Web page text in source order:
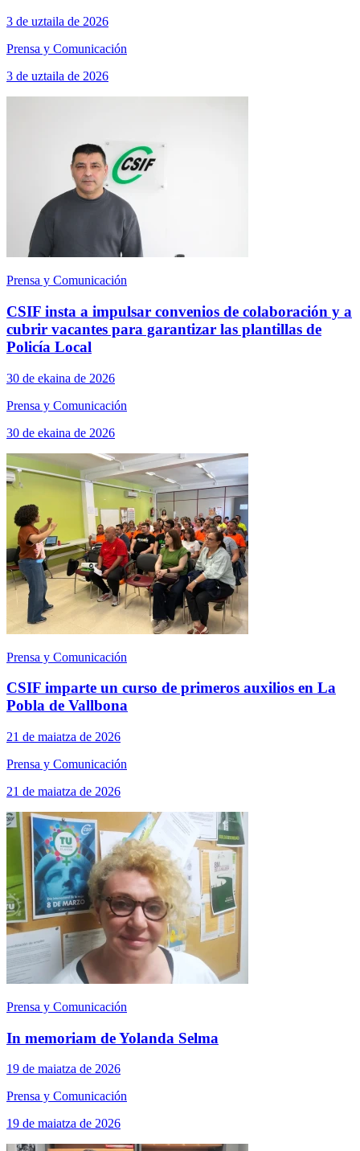
3 de uztaila de 2026
Prensa y Comunicación
3 de uztaila de 2026
Prensa y Comunicación
CSIF insta a impulsar convenios de colaboración y a
cubrir vacantes para garantizar las plantillas de
Policía Local
30 de ekaina de 2026
Prensa y Comunicación
30 de ekaina de 2026
Prensa y Comunicación
CSIF imparte un curso de primeros auxilios en La
Pobla de Vallbona
21 de maiatza de 2026
Prensa y Comunicación
21 de maiatza de 2026
Prensa y Comunicación
In memoriam de Yolanda Selma
19 de maiatza de 2026
Prensa y Comunicación
19 de maiatza de 2026